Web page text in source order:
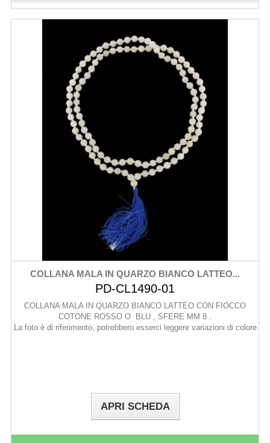
COLLANA MALA IN QUARZO BIANCO LATTEO...
PD-CL1490-01
COLLANA MALA IN QUARZO BIANCO LATTEO CON FIOCCO
COTONE ROSSO O BLU , SFERE MM 8 .
La foto è di riferimento, potrebbero esserci leggere variazioni di colore
APRI SCHEDA